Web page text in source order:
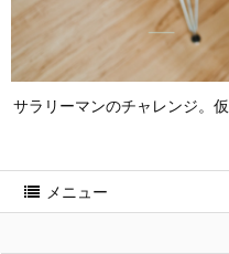
サラリーマンのチャレンジ。
メニュー